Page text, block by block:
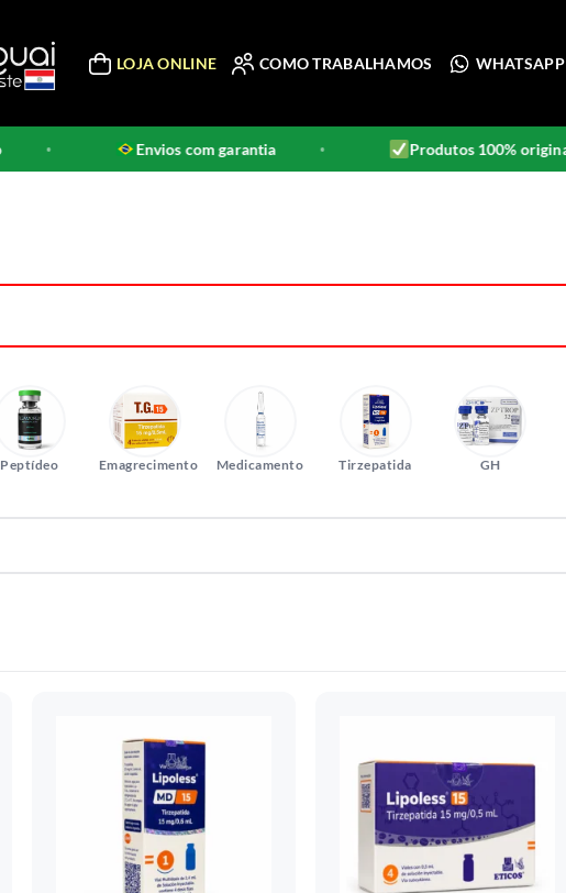
LOJA ONLINE COMO TRABALHAMOS WHATSAPP
Envios com garantia • Produtos 100% originais •
Peptídeo Emagrecimento Medicamento Tirzepatida GH